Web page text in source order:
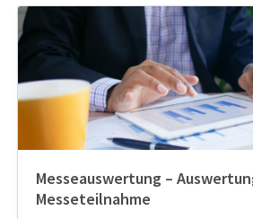
Messeauswertung –
Messeteilnahme